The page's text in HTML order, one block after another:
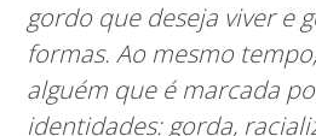
gordo que deseja viver e
formas. Ao mesmo
alguém que é marcada
identidades: gorda,